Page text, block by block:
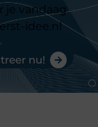
je vandaag
idee.nl
nu!